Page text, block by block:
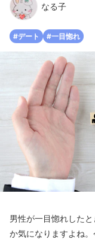
なる子
#デート #一目惚れ
男性が一目惚れした
か気になりますよね。